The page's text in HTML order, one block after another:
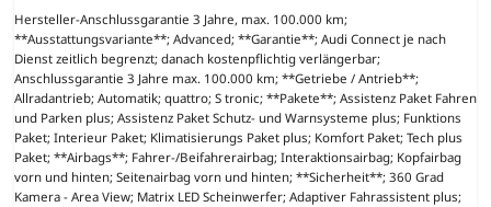
Hersteller-Anschlussgarantie 3 Jahre, max. 100.000 km;
**Ausstattungsvariante**; Advanced; **Garantie**; Audi Connect je nach
Dienst zeitlich begrenzt; danach kostenpflichtig verlängerbar;
Anschlussgarantie 3 Jahre max. 100.000 km; **Getriebe / Antrieb**;
Allradantrieb; Automatik; quattro; S tronic; **Pakete**; Assistenz Paket Fahren
und Parken plus; Assistenz Paket Schutz- und Warnsysteme plus; Funktions
Paket; Interieur Paket; Klimatisierungs Paket plus; Komfort Paket; Tech plus
Paket; **Airbags**; Fahrer-/Beifahrerairbag; Interaktionsairbag; Kopfairbag
vorn und hinten; Seitenairbag vorn und hinten; **Sicherheit**; 360 Grad
Kamera - Area View; Matrix LED Scheinwerfer; Adaptiver Fahrassistent plus;